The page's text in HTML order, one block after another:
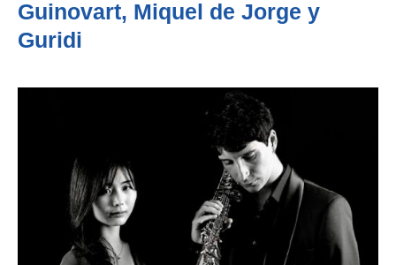
Guinovart, Miquel de Jorge y
Guridi